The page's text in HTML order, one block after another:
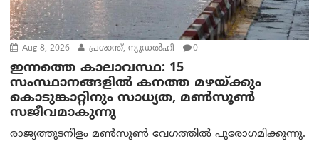
Aug 8, 2026 പ്രശാന്ത്, ന്യൂഡല്‍ഹി 0
ഇന്നത്തെ കാലാവസ്ഥ: 15
സംസ്ഥാനങ്ങളിൽ കനത്ത മഴയ്ക്കും
കൊടുങ്കാറ്റിനും സാധ്യത, മൺസൂൺ
സജീവമാകുന്നു
രാജ്യത്തുടനീളം മൺസൂൺ വേഗത്തിൽ പുരോഗമിക്കുന്നു.